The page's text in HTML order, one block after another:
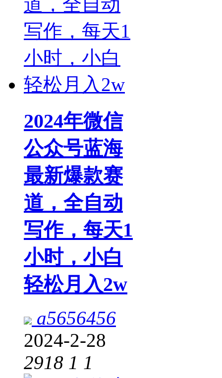
2024年微信
公众号蓝海
最新爆款赛
道，全自动
写作，每天1
小时，小白
轻松月入2w
a5656456
2024-2-28
2918 1 1